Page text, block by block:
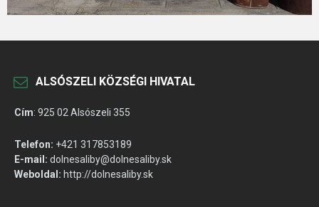
ALSÓSZELI KÖZSÉGI HIVATAL
Cím: 925 02 Alsószeli 355
Telefon: +421 317853189
E-mail: dolnesaliby@dolnesaliby.sk
Weboldal: http://dolnesaliby.sk